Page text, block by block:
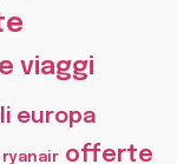
viaggi
europa
offerte